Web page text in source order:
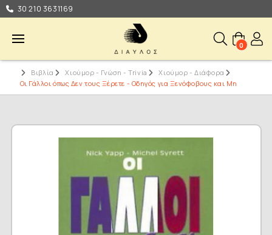
30 210 3631169
0
Βιβλία Χιούμορ - Γνώση - Trivia
Χιούμορ - Διάφορα
Οι Γάλλοι όπως Δεν τους Ξέρετε - Οδηγός για Ξενόφοβους και Μη